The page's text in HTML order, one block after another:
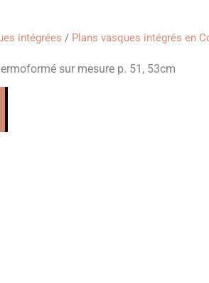
intégrées / Plans vasques intégrés en
sur mesure p. 51, 53cm